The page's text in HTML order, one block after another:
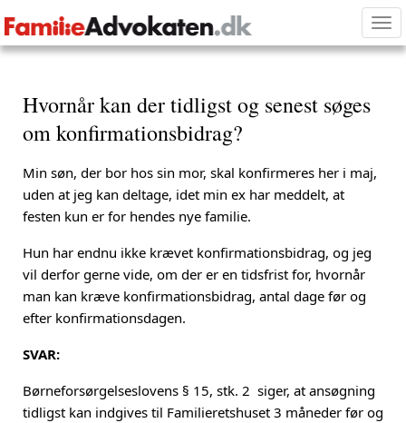
Hvornår kan der tidligst og senest søges
om konfirmationsbidrag?
Min søn, der bor hos sin mor, skal konfirmeres her i maj,
uden at jeg kan deltage, idet min ex har meddelt, at
festen kun er for hendes nye familie.
Hun har endnu ikke krævet konfirmationsbidrag, og jeg
vil derfor gerne vide, om der er en tidsfrist for, hvornår
man kan kræve konfirmationsbidrag, antal dage før og
efter konfirmationsdagen.
SVAR:
Børneforsørgelseslovens § 15, stk. 2 siger, at ansøgning
tidligst kan indgives til Familieretshuset 3 måneder før og